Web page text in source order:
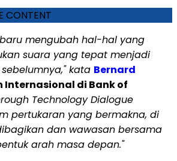
CONTENT
mengubah hal-hal yang
suara yang tepat menjadi
kata Bernard
Internasional di Bank of
Technology Dialogue
pertukaran yang bermakna, di
dan wawasan bersama
arah masa depan."